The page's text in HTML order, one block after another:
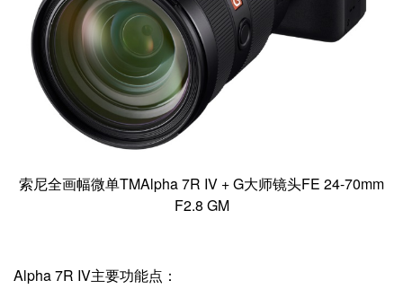
索尼全画幅微单TMAlpha 7R IV + G大师镜头FE 24-70mm
F2.8 GM
Alpha 7R IV主要功能点：